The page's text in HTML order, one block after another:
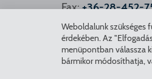
Fax:+36-28-452-
e-mail:
Weboldallal
weboldal@pecel.hu
Weboldalunk szükséges
érdekében. Az
menüpontban válassza
bármikor módosíthatja,